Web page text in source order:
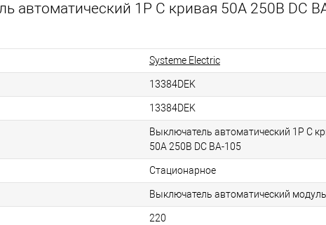
автоматический 1P C кривая 50A 250В DC
Systeme Electric
13384DEK
13384DEK
Выключатель автоматический 1P C
50A 250В DC ВА-105
Стационарное
Выключатель автоматический
220